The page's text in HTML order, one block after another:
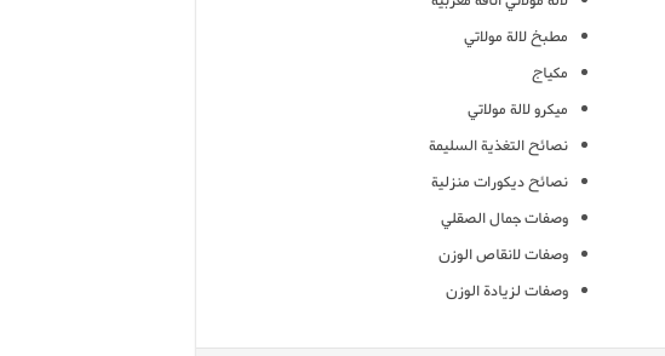
مطبخ لالة مولاتي
مكياج
ميكرو لالة مولاتي
نصائح التغذية السليمة
نصائح ديكورات منزلية
وصفات جمال الصقلي
وصفات لانقاص الوزن
وصفات لزيادة الوزن